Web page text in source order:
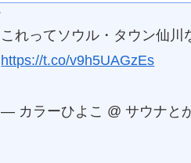
これってソウル・タウン仙川
https://t.co/v9h5UAGzEs
— カラーひよこ @ サウナと